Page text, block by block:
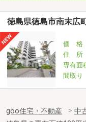
徳島県徳島市南末広
価 格
住 所
専有面
間取り
goo住宅・不動産 中